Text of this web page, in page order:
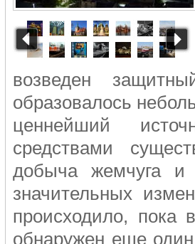
возведен
образовалось
ценнейший
средствами
добыча жемчуга и
значительных
происходило, пока
обнаружен еще